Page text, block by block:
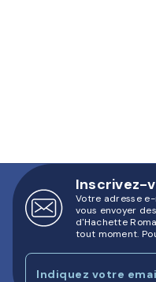
Inscrivez-
Votre adresse
vous envoyer
d'Hachette
tout moment.
Indiquez votre